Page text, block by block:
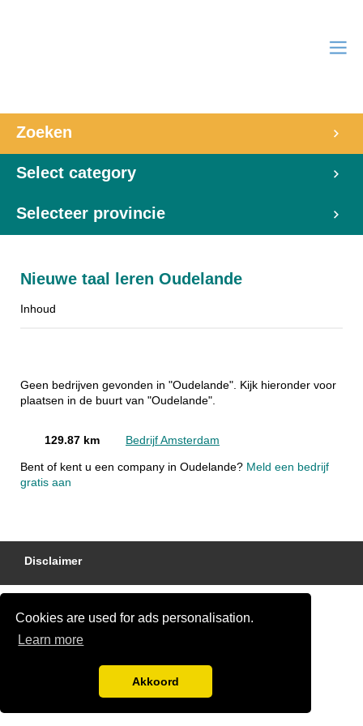
Cookies are used for ads personalisation.
Learn more
Akkoord
Zoeken
Select category
Selecteer provincie
Nieuwe taal leren Oudelande
Inhoud
Geen bedrijven gevonden in "Oudelande". Kijk hieronder voor
plaatsen in de buurt van "Oudelande".
129.87 km Bedrijf Amsterdam
Bent of kent u een company in Oudelande? Meld een bedrijf
gratis aan
Disclaimer